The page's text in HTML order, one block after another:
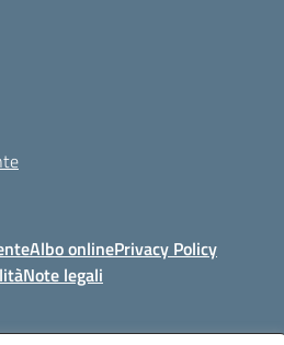
Albo onlinePrivacy Policy
Note legali